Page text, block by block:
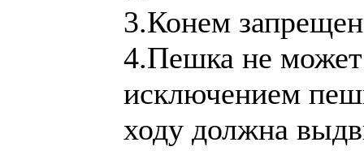
3.Конем
4.Пешка не
исключением
ходу должна